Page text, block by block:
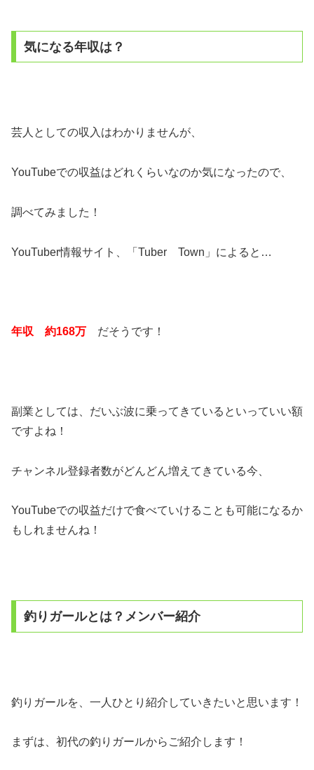
気になる年収は？
芸人としての収入はわかりませんが、
YouTubeでの収益はどれくらいなのか気になったので、
調べてみました！
YouTuber情報サイト、「Tuber Town」によると…
年収 約168万 だそうです！
副業としては、だいぶ波に乗ってきているといっていい額
ですよね！
チャンネル登録者数がどんどん増えてきている今、
YouTubeでの収益だけで食べていけることも可能になるか
もしれませんね！
釣りガールとは？メンバー紹介
釣りガールを、一人ひとり紹介していきたいと思います！
まずは、初代の釣りガールからご紹介します！